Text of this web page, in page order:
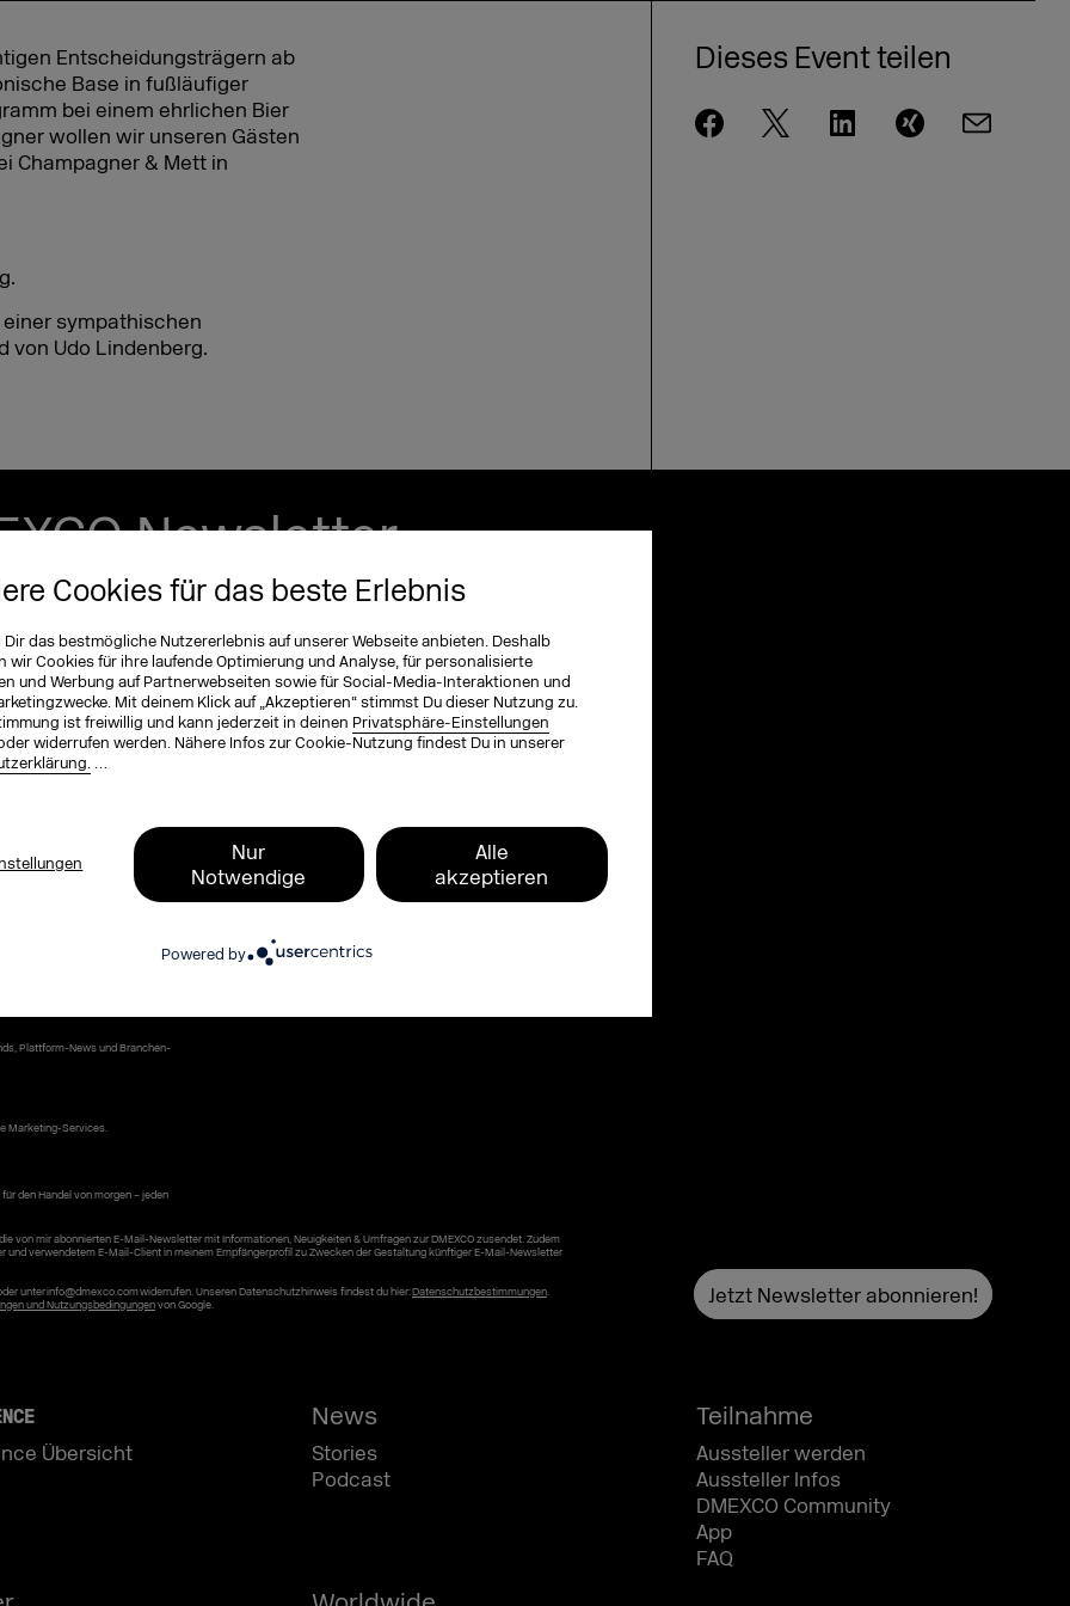
Cookies für das beste Erlebnis
Dir das bestmögliche Nutzererlebnis auf unserer Webseite anbieten. Deshalb
wir Cookies für ihre laufende Optimierung und Analyse, für personalisierte
und Werbung auf Partnerwebseiten sowie für Social-Media-Interaktionen und
Mit deinem Klick auf „Akzeptieren“ stimmst Du dieser Nutzung zu.
ist freiwillig und kann jederzeit in deinen Privatsphäre-Einstellungen
widerrufen werden. Nähere Infos zur Cookie-Nutzung findest Du in unserer
…
Nur
Notwendige
Alle
akzeptieren
Powered by
Entscheidungsträgern ab
Base in fußläufiger
bei einem ehrlichen Bier
wollen wir unseren Gästen
Champagner & Mett in
sympathischen
von Udo Lindenberg.
Dieses Event teilen
Newsletter
und bleib up to date!
(optional)
*
zum Programm, zu Tickets und exklusive
dem DMEXCO Podcast. Kompakt,
Plattform-News und Branchen-
Marketing-Services.
den Handel von morgen – jeden
von mir abonnierten E-Mail-Newsletter mit Informationen, Neuigkeiten & Umfragen zur DMEXCO zusendet. Zudem
verwendetem E-Mail-Client in meinem Empfängerprofil zu Zwecken der Gestaltung künftiger E-Mail-Newsletter
unter info@dmexco.com widerrufen. Unseren Datenschutzhinweis findest du hier:Datenschutzbestimmungen.
und Nutzungsbedingungenvon Google.
Übersicht
News
Stories
Podcast
Teilnahme
Aussteller werden
Aussteller Infos
DMEXCO Community
App
FAQ